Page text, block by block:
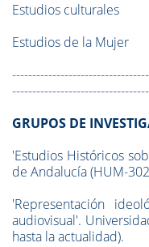
Estudios culturales
Estudios de la Mujer
GRUPOS DE
'Estudios Históricos
de Andalucía (HUM-
'Representación
audiovisual'.
hasta la actualidad).